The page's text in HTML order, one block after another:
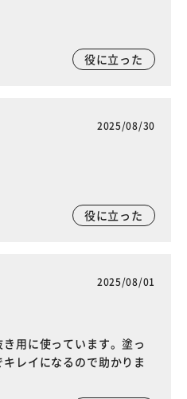
役に立った
2025/08/30
役に立った
2025/08/01
用に使っています。塗っ
レイになるので助かりま